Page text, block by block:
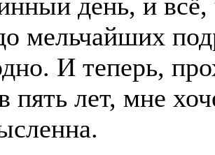
день, и всё,
мельчайших
И теперь,
пять лет, мне